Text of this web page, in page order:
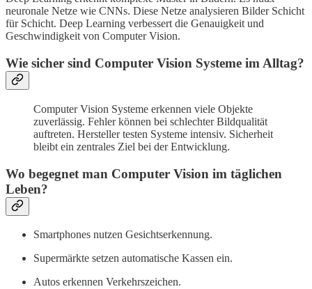
neuronale Netze wie CNNs. Diese Netze analysieren Bilder Schicht
für Schicht. Deep Learning verbessert die Genauigkeit und
Geschwindigkeit von Computer Vision.
Wie sicher sind Computer Vision Systeme im Alltag?
Computer Vision Systeme erkennen viele Objekte
zuverlässig. Fehler können bei schlechter Bildqualität
auftreten. Hersteller testen Systeme intensiv. Sicherheit
bleibt ein zentrales Ziel bei der Entwicklung.
Wo begegnet man Computer Vision im täglichen
Leben?
Smartphones nutzen Gesichtserkennung.
Supermärkte setzen automatische Kassen ein.
Autos erkennen Verkehrszeichen.